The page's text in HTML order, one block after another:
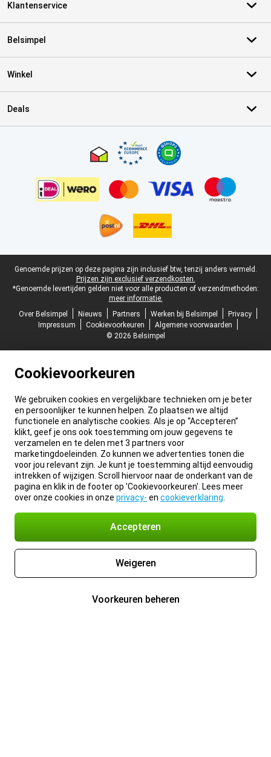
Klantenservice
Belsimpel
Winkel
Deals
Juridische voettekst
Genoemde prijzen op deze pagina zijn inclusief btw, tenzij anders vermeld.
Prijzen zijn exclusief verzendkosten.
*Genoemde levertijden gelden niet voor alle producten of verzendmethoden:
meer informatie.
Over Belsimpel
Nieuws Partners Werken bij Belsimpel
Privacy
Impressum
Cookievoorkeuren
Algemene voorwaarden
© 2026 Belsimpel
Cookievoorkeuren
We gebruiken cookies en vergelijkbare technieken om je beter
en persoonlijker te kunnen helpen. Zo plaatsen we altijd
functionele en analytische cookies. Als je op “Accepteren”
klikt, geef je ons ook toestemming om jouw gegevens te
verzamelen en te delen met 3 partners voor
marketingdoeleinden. Zo kunnen we advertenties tonen die
voor jou relevant zijn. Je kunt je toestemming altijd eenvoudig
intrekken of wijzigen. Scroll hiervoor naar de onderkant van de
pagina en klik in de footer op 'Cookievoorkeuren'. Lees meer
over onze cookies in onze privacy- en cookieverklaring
Accepteren
Weigeren
Voorkeuren beheren